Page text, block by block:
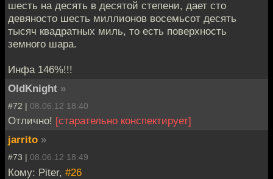
шесть на десять в десятой степени, дает сто
девяносто шесть миллионов восемьсот десять
тысяч квадратных миль, то есть поверхность
земного шара.
Инфа 146%!!!
OldKnight »
#72 | 08.06.12 18:40
Отлично! [старательно конспектирует]
jarrito »
#73 | 08.06.12 18:49
Кому: Piter, #26